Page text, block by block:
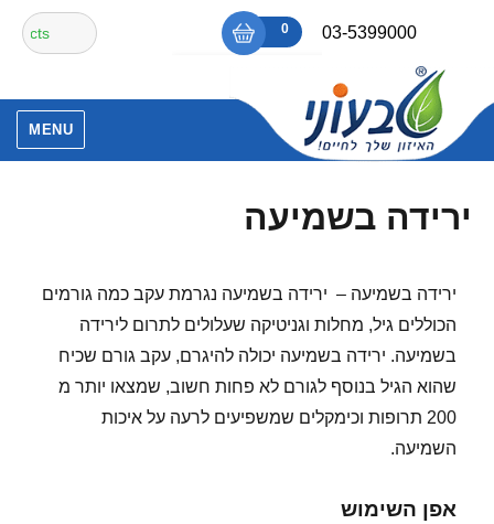
content
03-5399000
₪0
0
אין מוצרים בסל הקניות.
חיפוש
עבור:
MENU
ירידה בשמיעה
ירידה בשמיעה – ירידה בשמיעה נגרמת עקב כמה גורמים
הכוללים גיל, מחלות וגניטיקה שעלולים לתרום לירידה
בשמיעה. ירידה בשמיעה יכולה להיגרם, עקב גורם שכיח
שהוא הגיל בנוסף לגורם לא פחות חשוב, שמצאו יותר מ
200 תרופות וכימקלים שמשפיעים לרעה על איכות
השמיעה.
אפן השימוש